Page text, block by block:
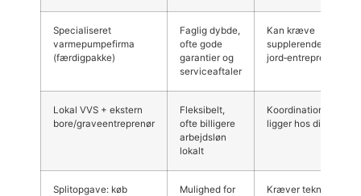
Specialiseret
varmepumpefirma
(færdigpakke)
Faglig dybde,
ofte gode
garantier og
serviceaftaler
Kan kræve
supplerende lokal
jord‑entreprenør
Lokal VVS + ekstern
bore/graveentreprenør
Fleksibelt,
ofte billigere
arbejdsløn
lokalt
Koordinationsansvar
ligger hos dig
Splitopgave: køb
Mulighed for
Kræver teknisk